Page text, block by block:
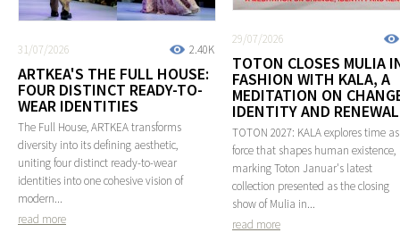
2.40K
31/07/2026
ARTKEA'S THE FULL HOUSE:
FOUR DISTINCT READY-TO-
WEAR IDENTITIES
The Full House, ARTKEA transforms
diversity into its defining aesthetic,
uniting four distinct ready-to-wear
identities into one cohesive vision of
modern...
read more
29/07/2026
TOTON CLOSES MULIA
FASHION WITH KALA, A
MEDITATION ON
IDENTITY AND RENEWAL
TOTON 2027: KALA explores time
force that shapes human existence,
marking Toton Januar's latest
collection presented as the closing
show of Mulia in...
read more